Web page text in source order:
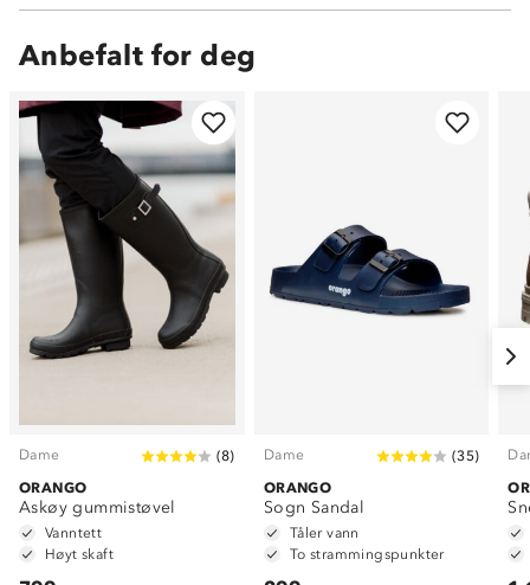
Anbefalt for deg
Dame (8)
ORANGO
Askøy gummistøvel
Vanntett
Høyt skaft
Dame (35)
ORANGO
Sogn Sandal
Tåler vann
To strammingspunkter